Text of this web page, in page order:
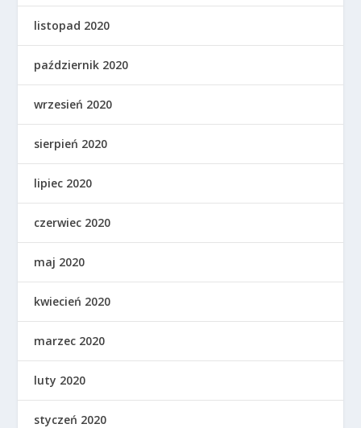
listopad 2020
październik 2020
wrzesień 2020
sierpień 2020
lipiec 2020
czerwiec 2020
maj 2020
kwiecień 2020
marzec 2020
luty 2020
styczeń 2020